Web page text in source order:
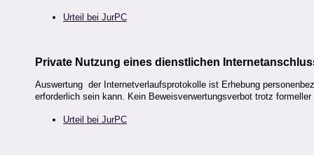
Urteil bei JurPC
Private Nutzung eines dienstlichen
Auswertung der Internetverlaufsprotokolle ist Erhebung
erforderlich sein kann. Kein Beweisverwertungsverbot trotz
Urteil bei JurPC